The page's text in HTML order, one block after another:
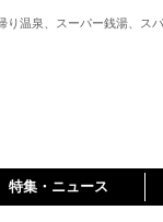
温泉、スーパー銭湯、スパ
特集・ニュース